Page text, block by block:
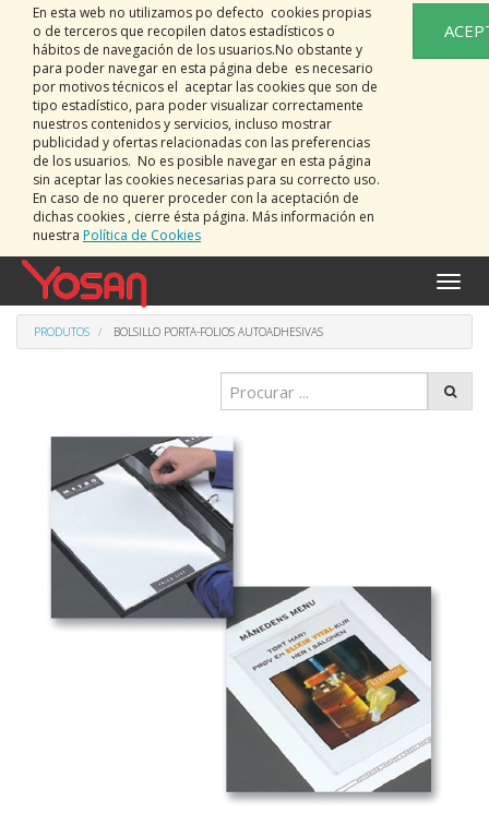
En esta web no utilizamos po defecto cookies propias
o de terceros que recopilen datos estadísticos o
hábitos de navegación de los usuarios.No obstante y
para poder navegar en esta página debe es necesario
por motivos técnicos el aceptar las cookies que son de
tipo estadístico, para poder visualizar correctamente
nuestros contenidos y servicios, incluso mostrar
publicidad y ofertas relacionadas con las preferencias
de los usuarios. No es posible navegar en esta página
sin aceptar las cookies necesarias para su correcto uso.
En caso de no querer proceder con la aceptación de
dichas cookies , cierre ésta página. Más información en
nuestra Política de Cookies
PRODUTOS BOLSILLO PORTA-FOLIOS AUTOADHESIVAS